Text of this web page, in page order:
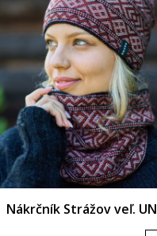
Nákrčník Strážov veľ.